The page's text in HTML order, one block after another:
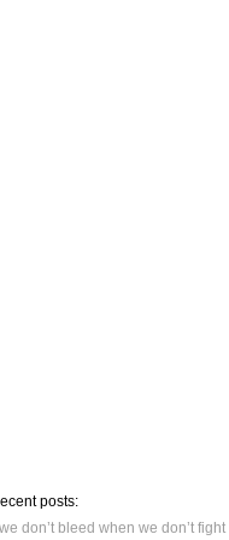
posts:
we don’t bleed when we don’t fight